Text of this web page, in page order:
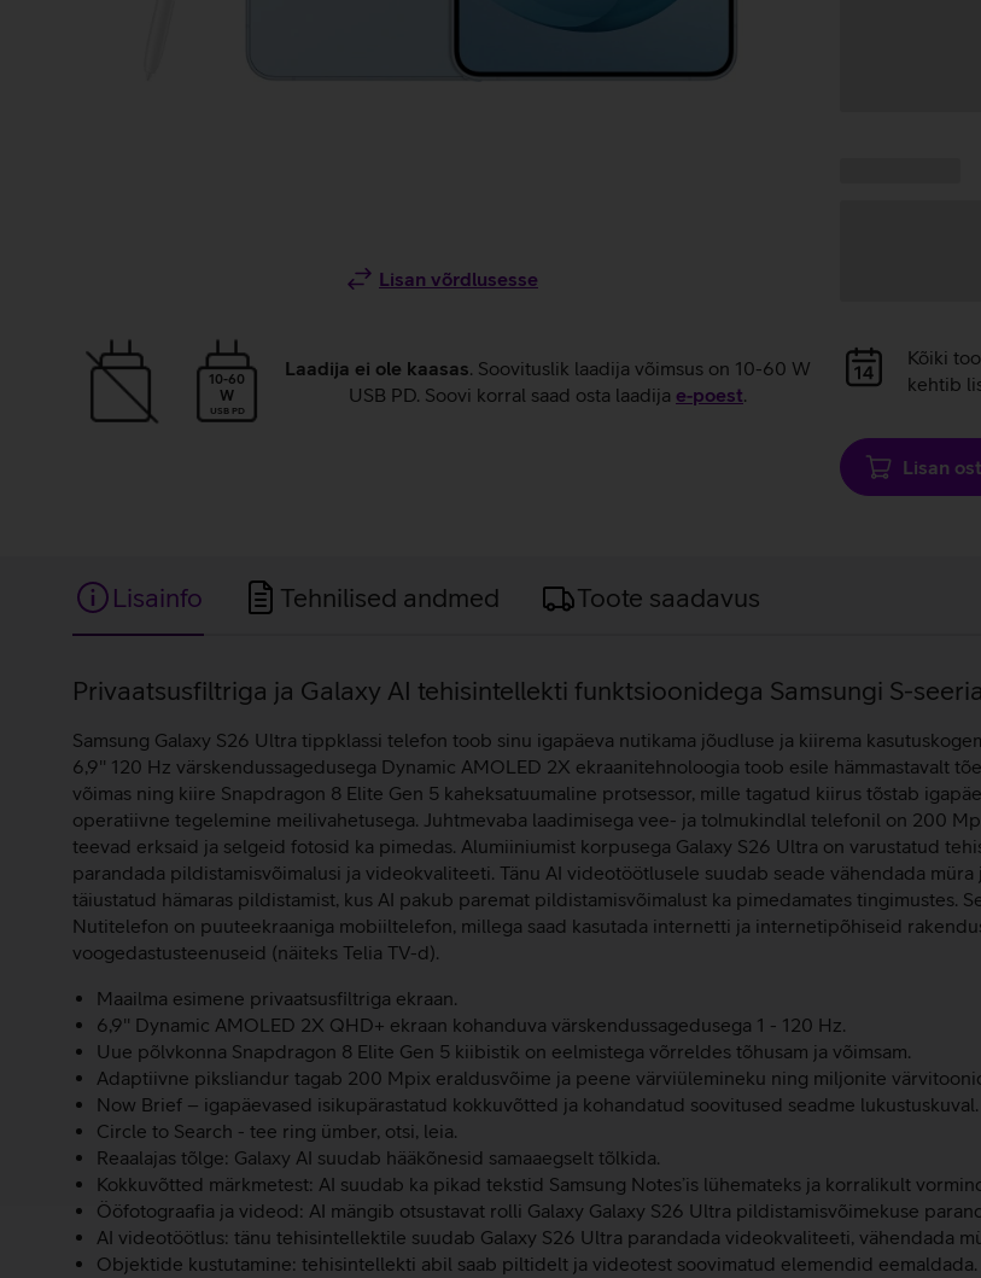
Lisan võrdlusesse
10-60
W
USB PD
Laadija ei ole kaasas. Soovituslik laadija võimsus on 10-60 W
USB PD. Soovi korral saad osta laadija e‑poest.
Andmete
laadimine
Kõiki
kehtib
Lisan
Lisainfo Tehnilised andmed Toote saadavus
Lisainfo
Privaatsusfiltriga ja Galaxy AI tehisintellekti funktsioonidega Samsungi S-
Samsung Galaxy S26 Ultra tippklassi telefon toob sinu igapäeva nutikama jõudluse ja kiirema
6,9'' 120 Hz värskendussagedusega Dynamic AMOLED 2X ekraanitehnoloogia toob esile hämmastavalt
võimas ning kiire Snapdragon 8 Elite Gen 5 kaheksatuumaline protsessor, mille tagatud kiirus tõstab
operatiivne tegelemine meilivahetusega. Juhtmevaba laadimisega vee- ja tolmukindlal telefonil on 200
teevad erksaid ja selgeid fotosid ka pimedas. Alumiiniumist korpusega Galaxy S26 Ultra on varustatud
parandada pildistamisvõimalusi ja videokvaliteeti. Tänu AI videotöötlusele suudab seade vähendada
täiustatud hämaras pildistamist, kus AI pakub paremat pildistamisvõimalust ka pimedamates tingimustes.
Nutitelefon on puuteekraaniga mobiiltelefon, millega saad kasutada internetti ja internetipõhiseid
voogedastusteenuseid (näiteks Telia TV-d).
Maailma esimene privaatsusfiltriga ekraan.
6,9'' Dynamic AMOLED 2X QHD+ ekraan kohanduva värskendussagedusega 1 - 120 Hz.
Uue põlvkonna Snapdragon 8 Elite Gen 5 kiibistik on eelmistega võrreldes tõhusam ja võimsam.
Adaptiivne piksliandur tagab 200 Mpix eraldusvõime ja peene värviülemineku ning miljonite
Now Brief – igapäevased isikupärastatud kokkuvõtted ja kohandatud soovitused seadme lukustuskuval.
Circle to Search - tee ring ümber, otsi, leia.
Reaalajas tõlge: Galaxy AI suudab hääkõnesid samaaegselt tõlkida.
Kokkuvõtted märkmetest: AI suudab ka pikad tekstid Samsung Notes’is lühemateks ja korralikult
Ööfotograafia ja videod: AI mängib otsustavat rolli Galaxy Galaxy S26 Ultra pildistamisvõimekuse
AI videotöötlus: tänu tehisintellektile suudab Galaxy S26 Ultra parandada videokvaliteeti, vähendada
Objektide kustutamine: tehisintellekti abil saab piltidelt ja videotest soovimatud elemendid eemaldada.